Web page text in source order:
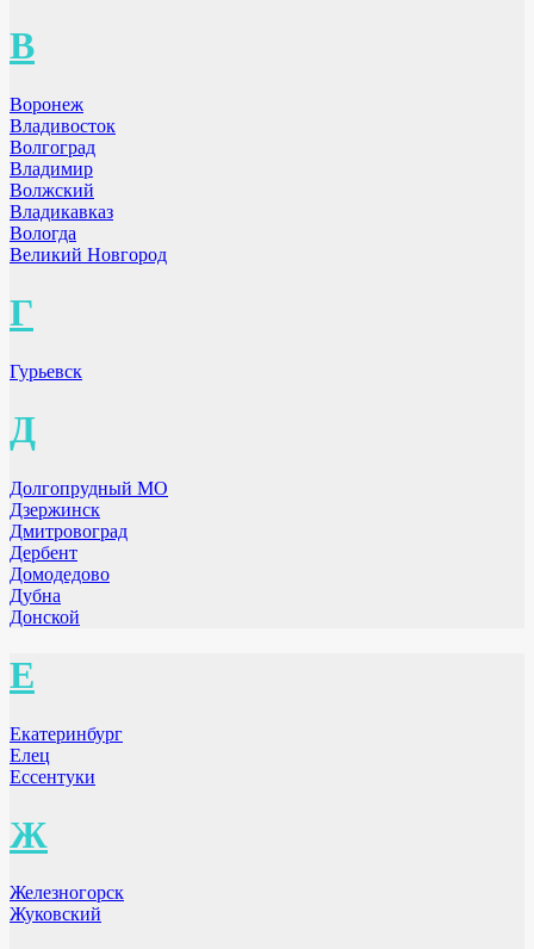
В
Воронеж
Владивосток
Волгоград
Владимир
Волжский
Владикавказ
Вологда
Великий Новгород
Г
Гурьевск
Д
Долгопрудный МО
Дзержинск
Дмитровоград
Дербент
Домодедово
Дубна
Донской
Е
Екатеринбург
Елец
Ессентуки
Ж
Железногорск
Жуковский